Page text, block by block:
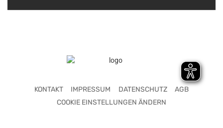
KONTAKT IMPRESSUM DATENSCHUTZ
AGB
COOKIE EINSTELLUNGEN ÄNDERN